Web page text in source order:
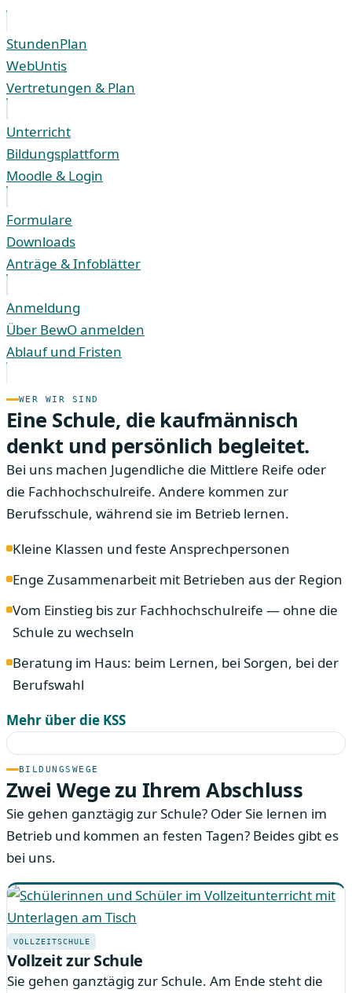
StundenPlan
WebUntis
Vertretungen & Plan
Unterricht
Bildungsplattform
Moodle & Login
Formulare
Downloads
Anträge & Infoblätter
Anmeldung
Über BewO anmelden
Ablauf und Fristen
WER WIR SIND
Eine Schule, die kaufmännisch
denkt und persönlich begleitet.
Bei uns machen Jugendliche die Mittlere Reife oder
die Fachhochschulreife. Andere kommen zur
Berufsschule, während sie im Betrieb lernen.
Kleine Klassen und feste Ansprechpersonen
Enge Zusammenarbeit mit Betrieben aus der Region
Vom Einstieg bis zur Fachhochschulreife — ohne die
Schule zu wechseln
Beratung im Haus: beim Lernen, bei Sorgen, bei der
Berufswahl
Mehr über die KSS
BILDUNGSWEGE
Zwei Wege zu Ihrem Abschluss
Sie gehen ganztägig zur Schule? Oder Sie lernen im
Betrieb und kommen an festen Tagen? Beides gibt es
bei uns.
VOLLZEITSCHULE
Vollzeit zur Schule
Sie gehen ganztägig zur Schule. Am Ende steht die